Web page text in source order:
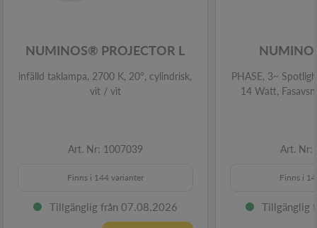
NUMINOS® PROJECTOR L
infälld taklampa, 2700 K, 20°, cylindrisk,
vit / vit
Art. Nr: 1007039
Finns i 144 varianter
Tillgänglig från 07.08.2026
PHASE, 3~
14 Watt,
Art. Nr:
Finns i
Tillgänglig